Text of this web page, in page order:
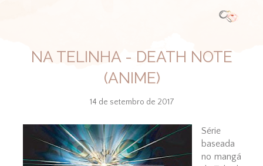
NA TELINHA - DEATH NOTE
(ANIME)
14 de setembro de 2017
Série
baseada
no mangá